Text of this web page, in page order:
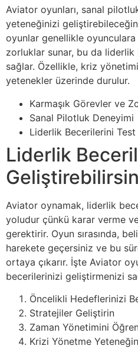
Aviator oyunları, sanal
yeteneğinizi
oyunlar genellikle
zorluklar sunar, bu da
sağlar. Özellikle, kriz
yetenekler üzerinde durulur.
Karmaşık Görevler ve
Sanal Pilotluk Deneyimi
Liderlik Becerilerini
Liderlik
Aviator oynamak, liderlik
yoludur çünkü karar verme
gerektirir. Oyun sırasında,
harekete geçersiniz ve bu
ortaya çıkarır. İşte Aviator
becerilerinizi geliştirmenizi
Öncelikli Hedeflerinizi
Stratejiler Geliştirin
Zaman Yönetimini
Krizi Yönetme